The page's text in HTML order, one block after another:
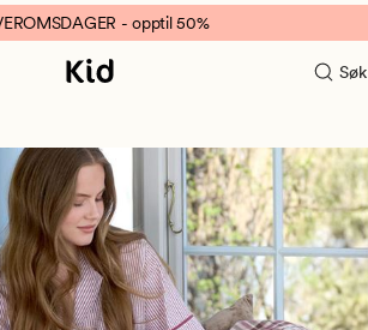
- opptil 50%
Søk